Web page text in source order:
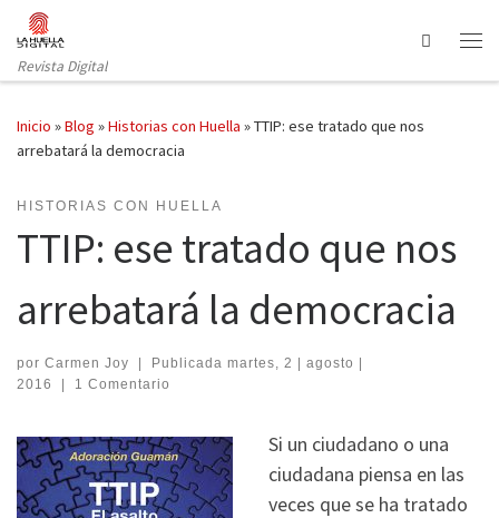
Saltar al contenido
Revista Digital
Search
Inicio »Blog »Historias con Huella »TTIP: ese tratado que nos
arrebatará la democracia
HISTORIAS CON HUELLA
TTIP: ese tratado que nos
arrebatará la democracia
por Carmen Joy | Publicada martes, 2 | agosto |
2016
| 1 Comentario
Si un ciudadano o una
ciudadana piensa en las
veces que se ha tratado